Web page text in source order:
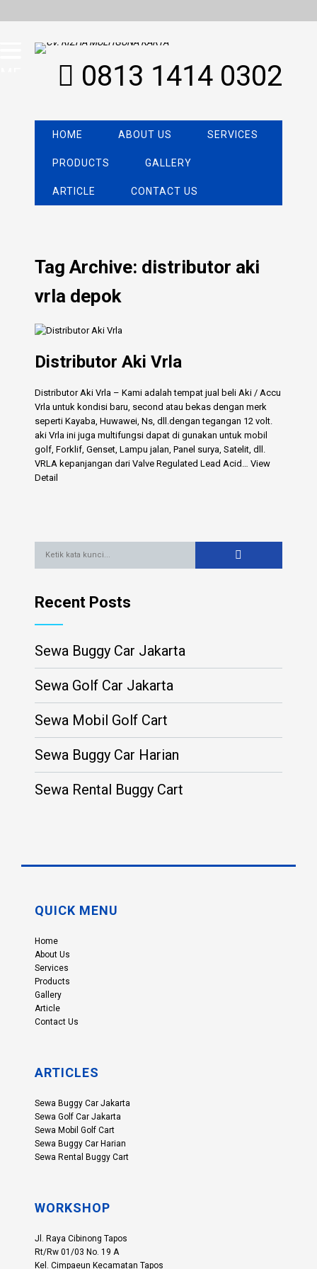
0813 1414 0302
HOME ABOUT US SERVICES
PRODUCTS GALLERY
ARTICLE CONTACT US
Tag Archive: distributor aki
vrla depok
Distributor Aki Vrla
Distributor Aki Vrla – Kami adalah tempat jual beli Aki / Accu
Vrla untuk kondisi baru, second atau bekas dengan merk
seperti Kayaba, Huwawei, Ns, dll.dengan tegangan 12 volt.
aki Vrla ini juga multifungsi dapat di gunakan untuk mobil
golf, Forklif, Genset, Lampu jalan, Panel surya, Satelit, dll.
VRLA kepanjangan dari Valve Regulated Lead Acid…View
Detail
Recent Posts
Sewa Buggy Car Jakarta
Sewa Golf Car Jakarta
Sewa Mobil Golf Cart
Sewa Buggy Car Harian
Sewa Rental Buggy Cart
QUICK MENU
Home
About Us
Services
Products
Gallery
Article
Contact Us
ARTICLES
Sewa Buggy Car Jakarta
Sewa Golf Car Jakarta
Sewa Mobil Golf Cart
Sewa Buggy Car Harian
Sewa Rental Buggy Cart
WORKSHOP
Jl. Raya Cibinong Tapos
Rt/Rw 01/03 No. 19 A
Kel. Cimpaeun Kecamatan Tapos